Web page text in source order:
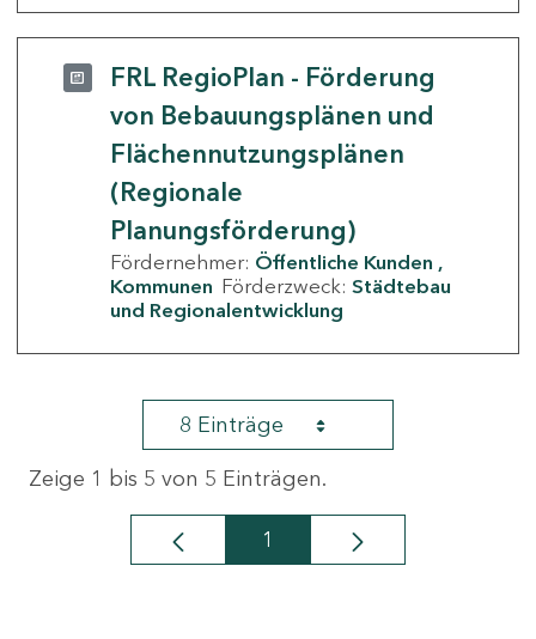
FRL RegioPlan - Förderung
von Bebauungsplänen und
Flächennutzungsplänen
(Regionale
Planungsförderung)
Fördernehmer: Öffentliche Kunden
Kommunen Förderzweck: Städtebau
und Regionalentwicklung
8 Einträge
Zeige 1 bis 5 von 5 Einträgen.
Seite
1